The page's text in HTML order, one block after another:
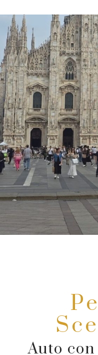
Auto